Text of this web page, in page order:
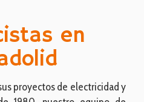
proyectos de electricidad y
está especializado en